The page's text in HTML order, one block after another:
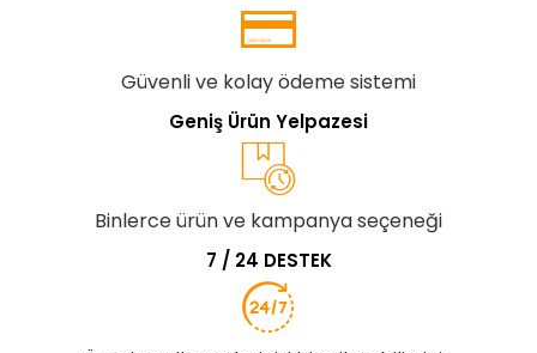
Güvenli ve kolay ödeme sistemi
Geniş Ürün Yelpazesi
Binlerce ürün ve kampanya seçeneği
7 / 24 DESTEK